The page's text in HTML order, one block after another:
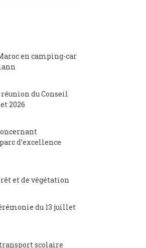
en camping-car
du Conseil
2026
d’excellence
et de végétation
du 13 juillet
scolaire